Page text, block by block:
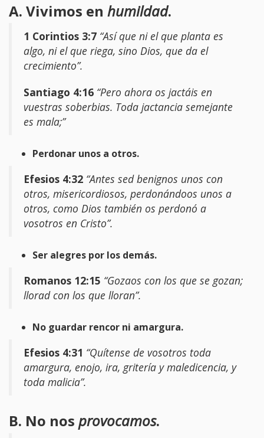
A. Vivimos en humildad.
1 Corintios 3:7 “Así que ni el que planta es
algo, ni el que riega, sino Dios, que da el
crecimiento”.
Santiago 4:16 “Pero ahora os jactáis en
vuestras soberbias. Toda jactancia semejante
es mala;”
Perdonar unos a otros.
Efesios 4:32 “Antes sed benignos unos con
otros, misericordiosos, perdonándoos unos a
otros, como Dios también os perdonó a
vosotros en Cristo”.
Ser alegres por los demás.
Romanos 12:15 “Gozaos con los que se gozan;
llorad con los que lloran”.
No guardar rencor ni amargura.
Efesios 4:31 “Quítense de vosotros toda
amargura, enojo, ira, gritería y maledicencia, y
toda malicia”.
B. No nos provocamos.